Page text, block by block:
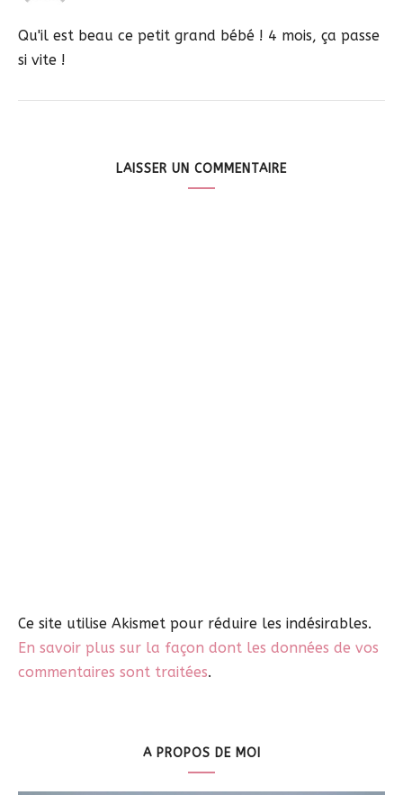
Qu'il est beau ce petit grand bébé ! 4 mois, ça passe
si vite !
LAISSER UN COMMENTAIRE
Ce site utilise Akismet pour réduire les indésirables.
En savoir plus sur la façon dont les données de vos
commentaires sont traitées.
A PROPOS DE MOI